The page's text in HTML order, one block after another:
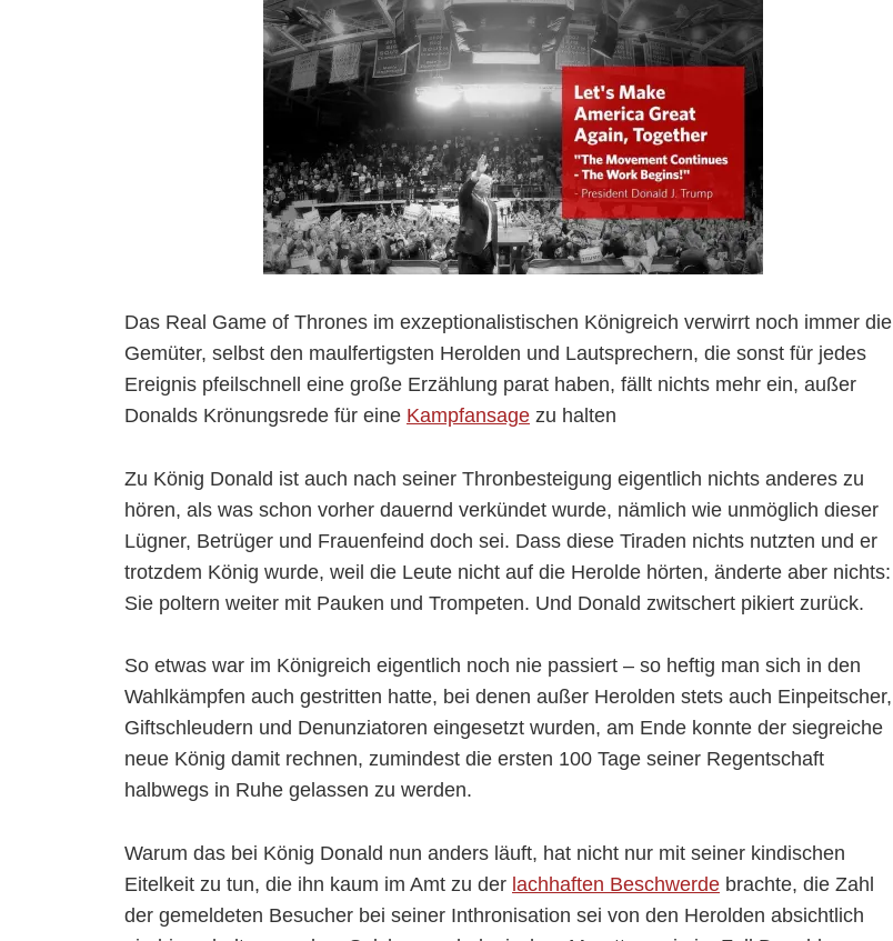
Das Real Game of Thrones im exzeptionalistischen Königreich verwirrt noch immer die
Gemüter, selbst den maulfertigsten Herolden und Lautsprechern, die sonst für jedes
Ereignis pfeilschnell eine große Erzählung parat haben, fällt nichts mehr ein, außer
Donalds Krönungsrede für eine Kampfansage zu halten
Zu König Donald ist auch nach seiner Thronbesteigung eigentlich nichts anderes zu
hören, als was schon vorher dauernd verkündet wurde, nämlich wie unmöglich dieser
Lügner, Betrüger und Frauenfeind doch sei. Dass diese Tiraden nichts nutzten und er
trotzdem König wurde, weil die Leute nicht auf die Herolde hörten, änderte aber nichts:
Sie poltern weiter mit Pauken und Trompeten. Und Donald zwitschert pikiert zurück.
So etwas war im Königreich eigentlich noch nie passiert – so heftig man sich in den
Wahlkämpfen auch gestritten hatte, bei denen außer Herolden stets auch Einpeitscher,
Giftschleudern und Denunziatoren eingesetzt wurden, am Ende konnte der siegreiche
neue König damit rechnen, zumindest die ersten 100 Tage seiner Regentschaft
halbwegs in Ruhe gelassen zu werden.
Warum das bei König Donald nun anders läuft, hat nicht nur mit seiner kindischen
Eitelkeit zu tun, die ihn kaum im Amt zu der lachhaften Beschwerde brachte, die Zahl
der gemeldeten Besucher bei seiner Inthronisation sei von den Herolden absichtlich